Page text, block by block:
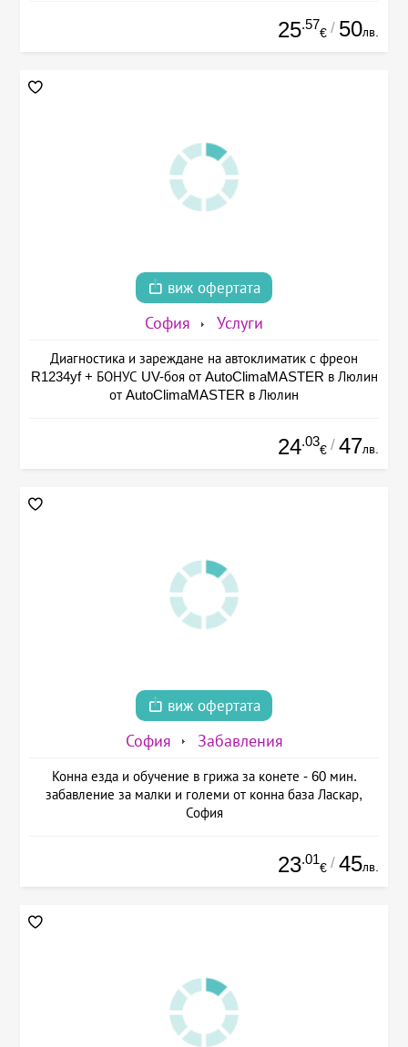
25.57
€ / 50лв.
виж офертата
София Услуги
Диагностика и зареждане на автоклиматик с фреон
R1234yf + БОНУС UV-боя от AutoClimaMASTER в Люлин
от AutoClimaMASTER в Люлин
24.03
€ / 47лв.
виж офертата
София Забавления
Конна езда и обучение в грижа за конете - 60 мин.
забавление за малки и големи от конна база Ласкар,
София
23.01
€ / 45лв.